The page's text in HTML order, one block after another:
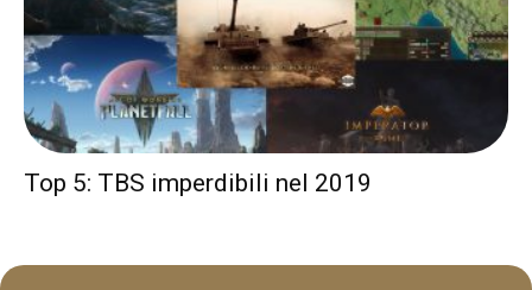
Top 5: TBS imperdibili nel 2019